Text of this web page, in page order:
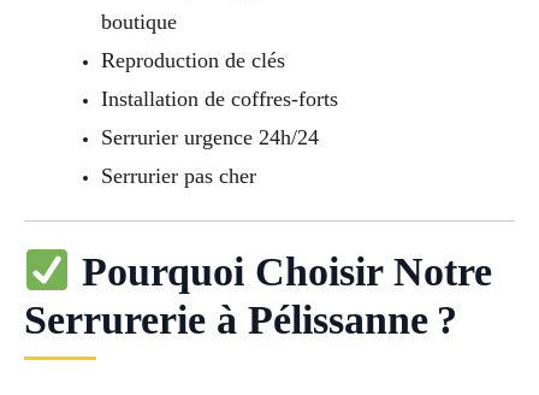
boutique
Reproduction de clés
Installation de coffres-forts
Serrurier urgence 24h/24
Serrurier pas cher
Pourquoi Choisir Notre
Serrurerie à Pélissanne ?